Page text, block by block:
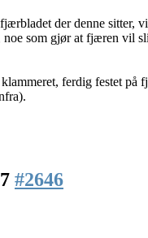
der denne sitter,
som gjør at fjæren vil
ferdig festet på
#2646